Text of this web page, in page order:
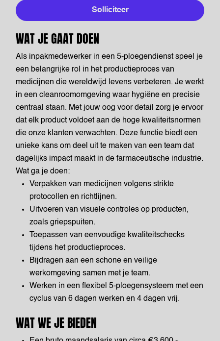
Solliciteer
WAT JE GAAT DOEN
Als inpakmedewerker in een 5-ploegendienst speel je
een belangrijke rol in het productieproces van
medicijnen die wereldwijd levens verbeteren. Je werkt
in een cleanroomomgeving waar hygiëne en precisie
centraal staan. Met jouw oog voor detail zorg je ervoor
dat elk product voldoet aan de hoge kwaliteitsnormen
die onze klanten verwachten. Deze functie biedt een
unieke kans om deel uit te maken van een team dat
dagelijks impact maakt in de farmaceutische industrie.
Wat ga je doen:
Verpakken van medicijnen volgens strikte
protocollen en richtlijnen.
Uitvoeren van visuele controles op producten,
zoals griepspuiten.
Toepassen van eenvoudige kwaliteitschecks
tijdens het productieproces.
Bijdragen aan een schone en veilige
werkomgeving samen met je team.
Werken in een flexibel 5-ploegensysteem met een
cyclus van 6 dagen werken en 4 dagen vrij.
WAT WE JE BIEDEN